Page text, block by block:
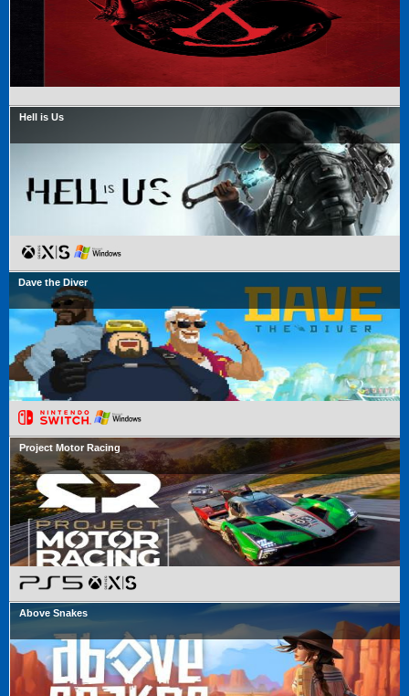
Hell is Us
Dave the Diver
Project Motor Racing
Above Snakes